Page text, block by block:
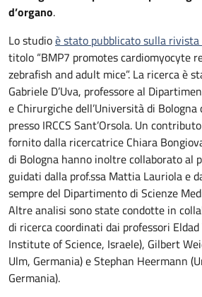
d’organo.
Lo studioè stato pubblicato sulla rivista
titolo “BMP7 promotes cardiomyocyte
zebrafish and adult mice”. La ricerca è
Gabriele D’Uva, professore al
e Chirurgiche dell’Università di
presso IRCCS Sant’Orsola. Un
fornito dalla ricercatrice Chiara
di Bologna hanno inoltre collaborato al
guidati dalla prof.ssa Mattia Lauriola e
sempre del Dipartimento di Scienze
Altre analisi sono state condotte in
di ricerca coordinati dai professori
Institute of Science, Israele), Gilbert
Ulm, Germania) e Stephan Heermann
Germania).